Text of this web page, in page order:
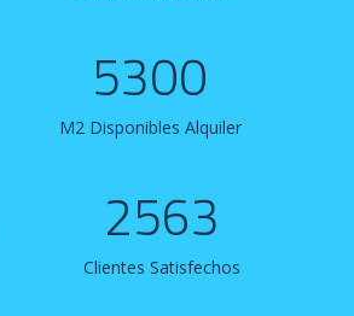
5300
M2 Disponibles Alquiler
2563
Clientes Satisfechos